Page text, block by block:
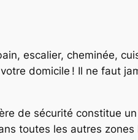
escalier, cheminée,
domicile ! Il ne faut
de sécurité constitue
toutes les autres